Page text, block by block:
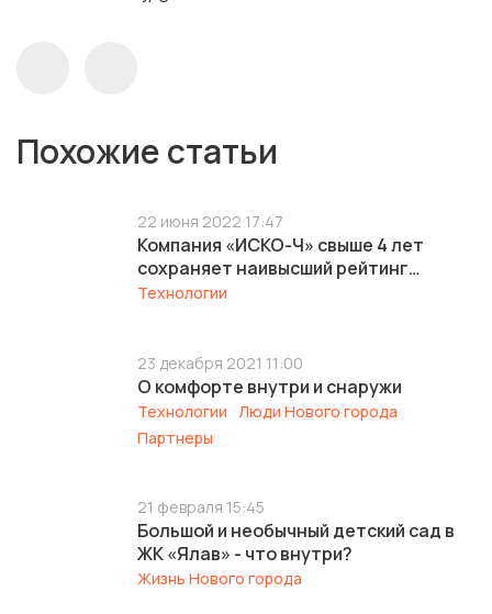
Похожие статьи
22 июня 2022 17:47
Компания «ИСКО-Ч» свыше 4 лет
сохраняет наивысший рейтинг
своевременности ввода жилья
Технологии
23 декабря 2021 11:00
О комфорте внутри и снаружи
Технологии Люди Нового города
Партнеры
21 февраля 15:45
Большой и необычный детский сад в
ЖК «Ялав» - что внутри?
Жизнь Нового города